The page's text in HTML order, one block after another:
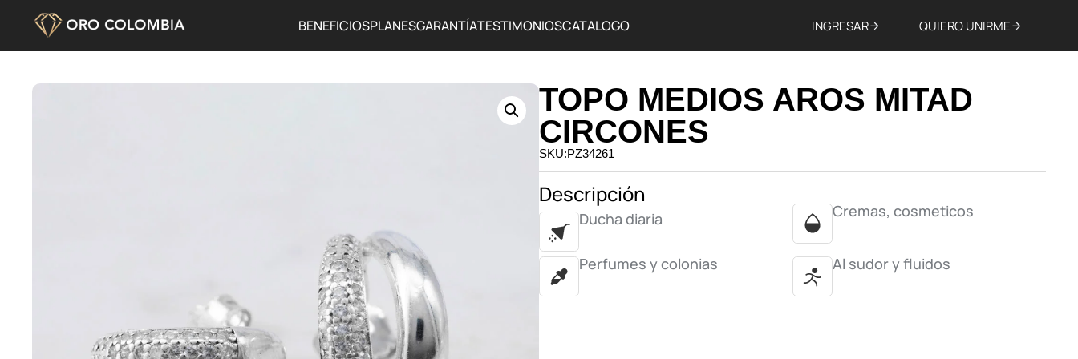
BENEFICIOSPLANESGARANTÍATESTIMONIOSCATALOGO INGRESAR QUIERO UNIRME
TOPO MEDIOS AROS MITAD
CIRCONES
SKU:PZ34261
Descripción
Ducha diaria Cremas, cosmeticos
Perfumes y colonias Al sudor y fluidos